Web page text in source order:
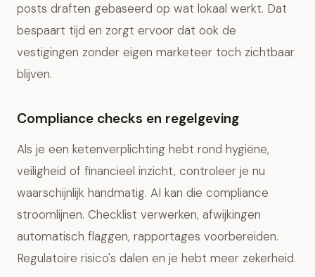
posts draften gebaseerd op wat lokaal werkt. Dat
bespaart tijd en zorgt ervoor dat ook de
vestigingen zonder eigen marketeer toch zichtbaar
blijven.
Compliance checks en regelgeving
Als je een ketenverplichting hebt rond hygiëne,
veiligheid of financieel inzicht, controleer je nu
waarschijnlijk handmatig. AI kan die compliance
stroomlijnen. Checklist verwerken, afwijkingen
automatisch flaggen, rapportages voorbereiden.
Regulatoire risico's dalen en je hebt meer zekerheid.